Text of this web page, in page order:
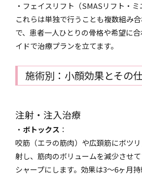
・フェイスリフト（SMASリフト・ミ
これらは単独で行うことも複数組み
で、患者一人ひとりの骨格や希望に
イドで治療プランを立てます。
施術別：小顔効果とその
注射・注入治療
・ ボトックス ：
咬筋（エラの筋肉）や広頚筋にボツ
射し、筋肉のボリュームを減少させ
シャープにします。効果は3〜6ヶ月